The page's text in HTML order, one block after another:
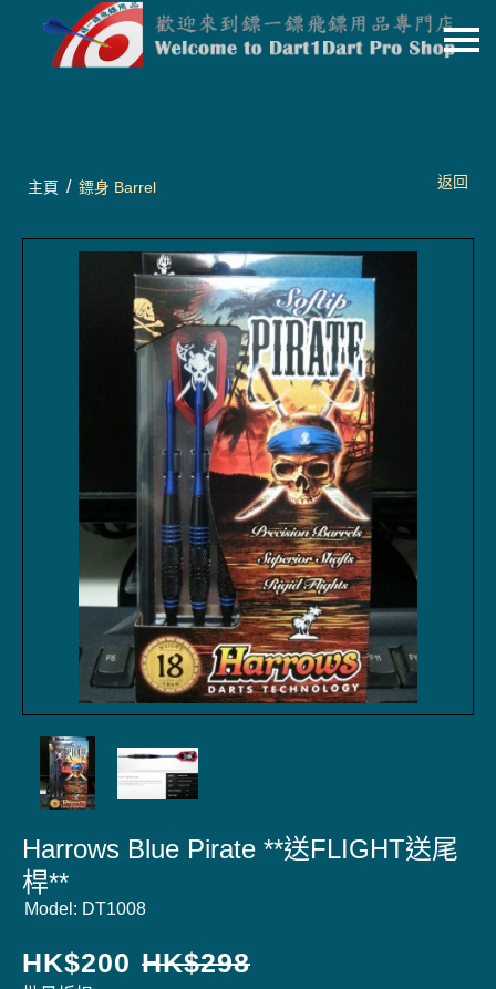
商店資訊
主頁 / 鏢身 Barrel 返回
Harrows Blue Pirate **送FLIGHT送尾
桿**
Model: DT1008
HK$200 HK$298